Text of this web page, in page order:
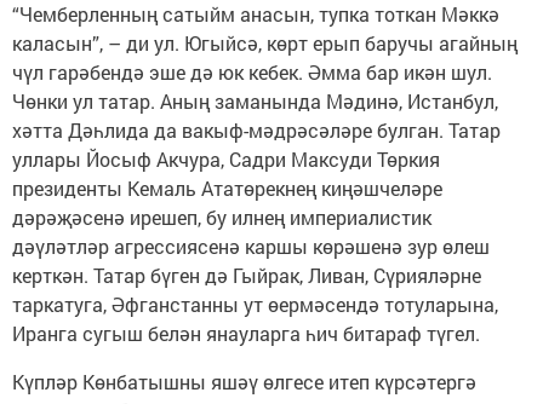
“Чемберленның сатыйм анасын, тупка тоткан Мәккә
каласын”, – ди ул. Югыйсә, көрт ерып баручы агайның
чүл гарәбендә эше дә юк кебек. Әмма бар икән шул.
Чөнки ул татар. Аның заманында Мәдинә, Истанбул,
хәтта Дәһлида да вакыф-мәдрәсәләре булган. Татар
уллары Йосыф Акчура, Садри Максуди Төркия
президенты Кемаль Ататөрекнең киңәшчеләре
дәрәҗәсенә ирешеп, бу илнең империалистик
дәүләтләр агрессиясенә каршы көрәшенә зур өлеш
керткән. Татар бүген дә Гыйрак, Ливан, Сүрияләрне
таркатуга, Әфганстанны ут өермәсендә тотуларына,
Иранга сугыш белән янауларга һич битараф түгел.
Күпләр Көнбатышны яшәү өлгесе итеп күрсәтергә